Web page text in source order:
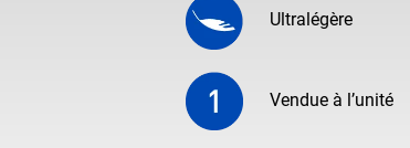
Ultralégère
Vendue à l’unité